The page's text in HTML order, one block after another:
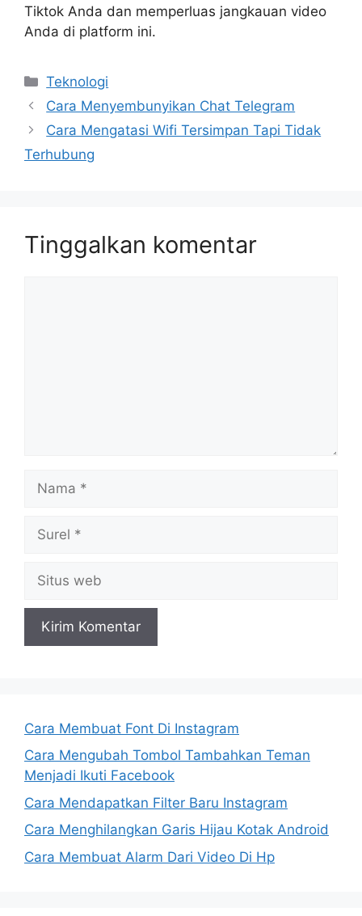
Tiktok Anda dan memperluas jangkauan video
Anda di platform ini.
Kategori
Teknologi
Cara Menyembunyikan Chat Telegram
Cara Mengatasi Wifi Tersimpan Tapi Tidak
Terhubung
Tinggalkan komentar
web
Cara Membuat Font Di Instagram
Cara Mengubah Tombol Tambahkan Teman
Menjadi Ikuti Facebook
Cara Mendapatkan Filter Baru Instagram
Cara Menghilangkan Garis Hijau Kotak Android
Cara Membuat Alarm Dari Video Di Hp